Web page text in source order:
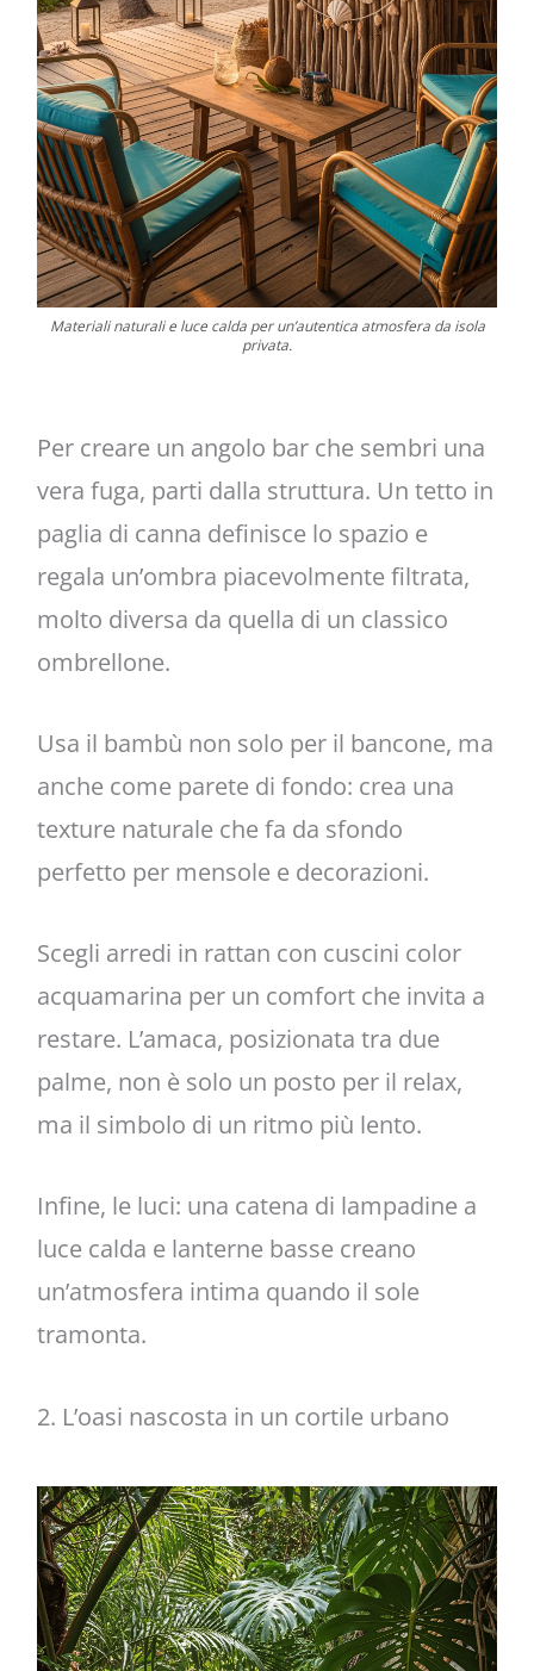
Materiali naturali e luce calda per un’autentica atmosfera da isola
privata.
Per creare un angolo bar che sembri una
vera fuga, parti dalla struttura. Un tetto in
paglia di canna definisce lo spazio e
regala un’ombra piacevolmente filtrata,
molto diversa da quella di un classico
ombrellone.
Usa il bambù non solo per il bancone, ma
anche come parete di fondo: crea una
texture naturale che fa da sfondo
perfetto per mensole e decorazioni.
Scegli arredi in rattan con cuscini color
acquamarina per un comfort che invita a
restare. L’amaca, posizionata tra due
palme, non è solo un posto per il relax,
ma il simbolo di un ritmo più lento.
Infine, le luci: una catena di lampadine a
luce calda e lanterne basse creano
un’atmosfera intima quando il sole
tramonta.
2. L’oasi nascosta in un cortile urbano